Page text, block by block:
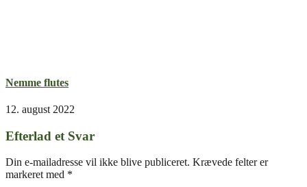
Nemme flutes
12. august 2022
Efterlad et Svar
Din e-mailadresse vil ikke blive publiceret. Krævede felter er
markeret med *